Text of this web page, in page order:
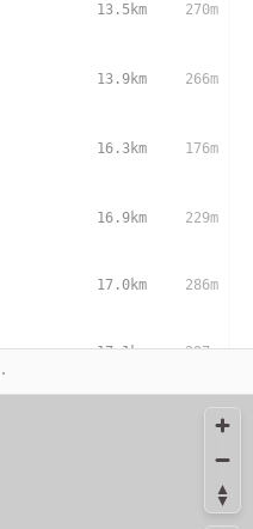
13.5km 270m
13.9km 266m
16.3km 176m
16.9km 229m
17.0km 286m
17.1km 297m